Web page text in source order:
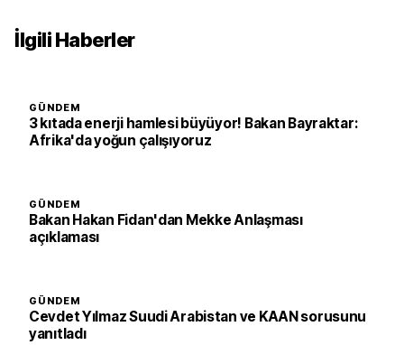
İlgili Haberler
GÜNDEM
3 kıtada enerji hamlesi büyüyor! Bakan Bayraktar:
Afrika'da yoğun çalışıyoruz
GÜNDEM
Bakan Hakan Fidan'dan Mekke Anlaşması
açıklaması
GÜNDEM
Cevdet Yılmaz Suudi Arabistan ve KAAN sorusunu
yanıtladı